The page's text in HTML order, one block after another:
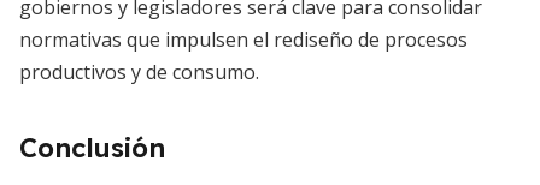
gobiernos y legisladores será clave para consolidar
normativas que impulsen el rediseño de procesos
productivos y de consumo.
Conclusión